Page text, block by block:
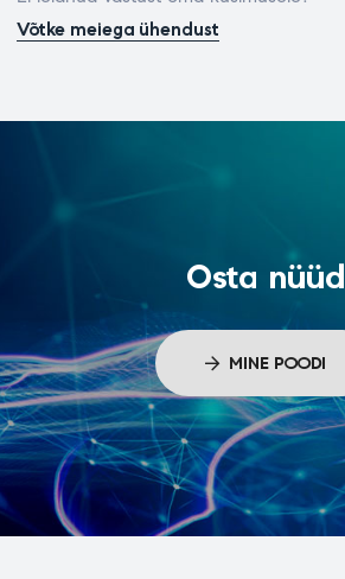
Võtke meiega ühendust
Osta nüüd
MINE POODI